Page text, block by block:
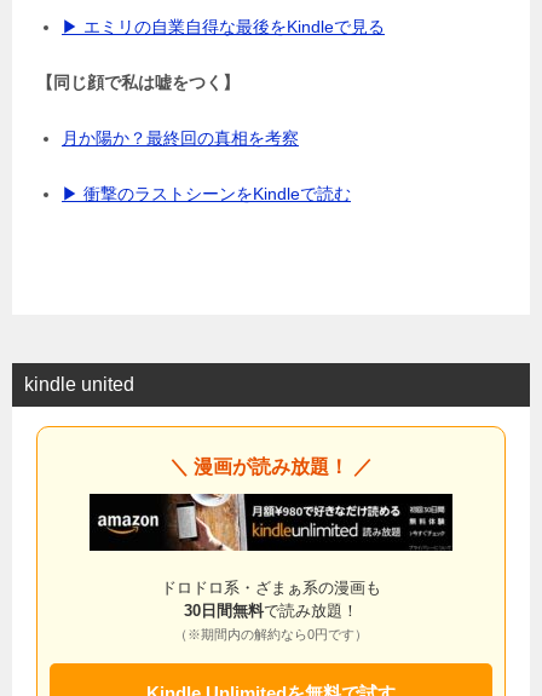
▶ エミリの自業自得な最後をKindleで見る
【同じ顔で私は嘘をつく】
月か陽か？最終回の真相を考察
▶ 衝撃のラストシーンをKindleで読む
kindle united
＼ 漫画が読み放題！ ／
ドロドロ系・ざまぁ系の漫画も
30日間無料で読み放題！
（※期間内の解約なら0円です）